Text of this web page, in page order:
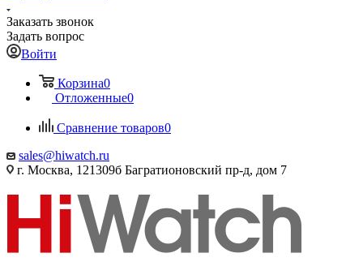
Заказать звонок
Задать вопрос
Войти
Корзина0
Отложенные0
Сравнение товаров0
sales@hiwatch.ru
г. Москва, 121309б Багратионовский пр-д, дом 7